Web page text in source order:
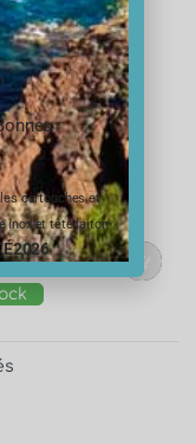
TTC
cartouches et
inox et tête laiton